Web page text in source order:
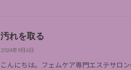
汚れを取る
2024年9月6日
こんにちは。フェムケア専門エステサロ